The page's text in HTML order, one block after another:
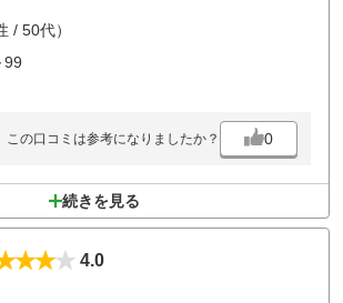
/ 50代）
99
この口コミは参考になりましたか？ 0
続きを見る
4.0